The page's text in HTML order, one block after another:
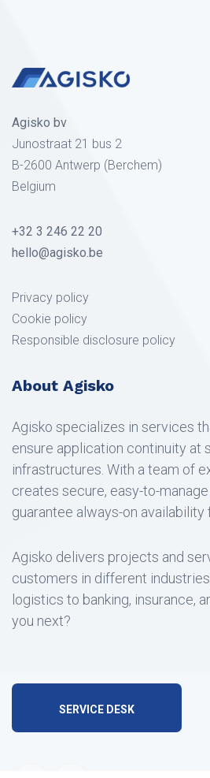
Agisko bv
Junostraat 21 bus 2
B-2600 Antwerp (Berchem)
Belgium
+32 3 246 22 20
hello@agisko.be
Privacy policy
Cookie policy
Responsible disclosure policy
About Agisko
Agisko specializes in services
ensure application continuity at
infrastructures. With a team of
creates secure, easy-to-
guarantee always-on availability
Agisko delivers projects and
customers in different
logistics to banking, insurance,
you next?
SERVICE DESK